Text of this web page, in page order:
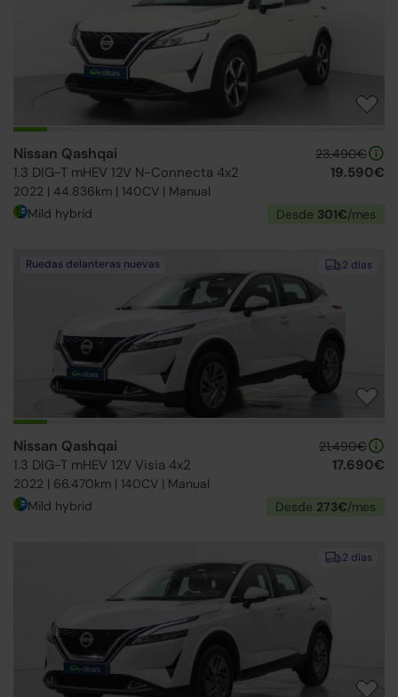
Nissan Qashqai
1.3 DIG-T mHEV 12V N-Connecta 4x2
2022 | 44.836km | 140CV | Manual
23.490€
19.590€
Mild hybrid Desde 301€/mes
2 días
Ruedas delanteras nuevas
Nissan Qashqai
1.3 DIG-T mHEV 12V Visia 4x2
2022 | 66.470km | 140CV | Manual
21.490€
17.690€
Mild hybrid Desde 273€/mes
2 días